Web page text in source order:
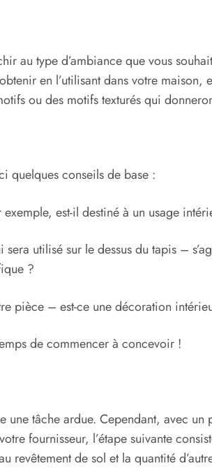
au type d’ambiance que vous
en l’utilisant dans votre
ou des motifs texturés qui
quelques conseils de base :
est-il destiné à un usage
utilisé sur le dessus du tapis –
?
pièce – est-ce une décoration
de commencer à concevoir !
tâche ardue. Cependant, avec
fournisseur, l’étape suivante
revêtement de sol et la quantité